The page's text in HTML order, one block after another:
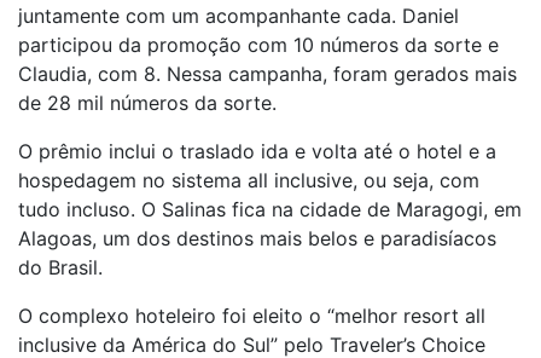
juntamente com um acompanhante cada. Daniel
participou da promoção com 10 números da sorte e
Claudia, com 8. Nessa campanha, foram gerados mais
de 28 mil números da sorte.
O prêmio inclui o traslado ida e volta até o hotel e a
hospedagem no sistema all inclusive, ou seja, com
tudo incluso. O Salinas fica na cidade de Maragogi, em
Alagoas, um dos destinos mais belos e paradisíacos
do Brasil.
O complexo hoteleiro foi eleito o “melhor resort all
inclusive da América do Sul” pelo Traveler’s Choice